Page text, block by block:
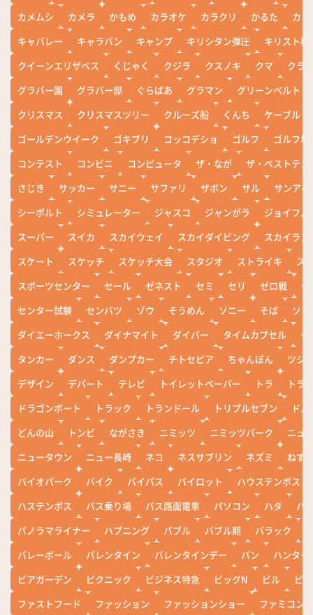
カメムシ
カメラ かもめ カラオケ カラクリ かるた
カレ
キャバレー
キャラバン キャンプ キリシタン弾圧
キリスト教
クイーンエリザベス
くじゃく クジラ クスノキ クマ
クラ
グラバー園
グラバー邸 ぐらばあ グラマン
グリーンベルト
クリスマス
クリスマスツリー クルーズ船 くんち
ケーブル
ゴールデンウイーク
ゴキブリ コッコデショ ゴルフ
ゴルフ場
コンテスト
コンビニ コンピュータ ザ・なが
ザ・ベストテン
さじき
サッカー サニー サファリ ザボン サル
サンアイ
シーボルト
シミュレーター ジャスコ ジャンがラ
ジョイフル
スーパー
スイカ スカイウェイ スカイダイビング
スカイラン
スケート
スケッチ スケッチ大会 スタジオ ストライキ
ス
スポーツセンター
セール ゼネスト セミ セリ ゼロ戦
ぜ
センター試験
センバツ ゾウ そうめん ソニー そば
ソ
ダイエーホークス
ダイナマイト ダイバー タイムカプセル
タ
タンカー
ダンス ダンプカー チトセピア ちゃんぽん
ツシ
デザイン
デパート テレビ トイレットペーパー トラ
トラ
ドラゴンボート
トラック トランドール トリプルセブン
ド
どんの山
トンビ ながさき ニミッツ ニミッツパーク
ニュ
ニュータウン
ニュー長崎 ネコ ネスサブリン ネズミ
ねず
バイオパーク
バイク バイパス パイロット
ハウステンボス
ハステンボス
バス乗り場 バス路面電車 パソコン ハタ
ハ
パノラマライナー
ハプニング バブル バブル期 バラック
バレーボール
バレンタイン バレンタインデー パン
ハンター
ビアガーデン
ピクニック ビジネス特急 ビッグN ビル
ビワ
ファストフード
ファッション ファッションショー
ファミコン